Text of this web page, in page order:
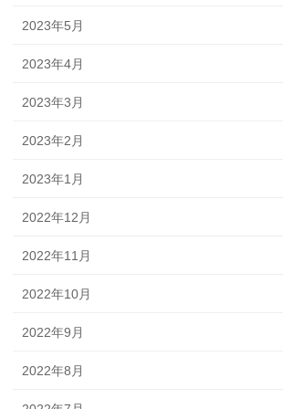
2023年5月
2023年4月
2023年3月
2023年2月
2023年1月
2022年12月
2022年11月
2022年10月
2022年9月
2022年8月